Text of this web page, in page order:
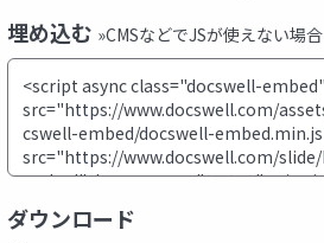
埋め込む »CMSなどでJSが使えない場合
ダウンロード